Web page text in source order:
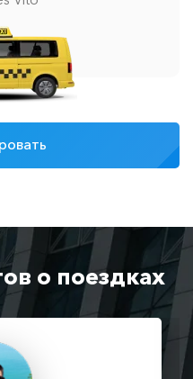
о поездках